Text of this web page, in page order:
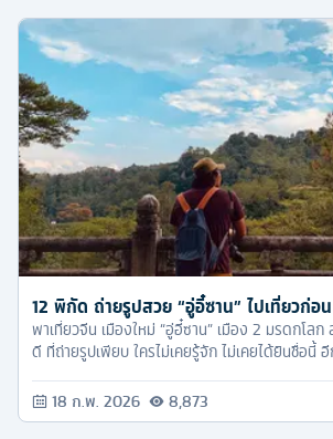
12 พิกัด ถ่ายรูปสวย “อู่อี๋ซาน” ไปเที่ยวก่อ
พาเที่ยวจีน เมืองใหม่ “อู่อี๋ซาน” เมือง 2 มรดกโลก
ดี ที่ถ่ายรูปเพียบ ใครไม่เคยรู้จัก ไม่เคยได้ยินชื่อนี้
18 ก.พ. 2026 8,873